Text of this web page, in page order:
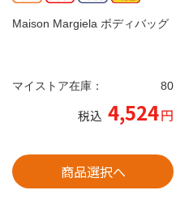
Maison Margiela ボディバッグ
マイストア在庫： 80
税込 4,524円
商品選択へ